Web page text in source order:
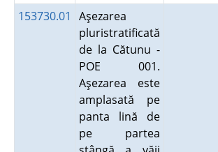
153730.01
Aşezarea
pluristratificată
de la Cătunu -
POE 001.
Aşezarea este
amplasată pe
panta lină de
pe partea